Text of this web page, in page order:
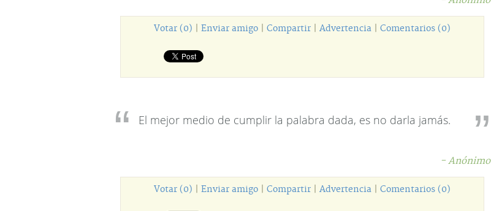
Votar (0) Enviar amigo Compartir Advertencia Comentarios (0)
El mejor medio de cumplir la palabra dada, es no darla jamás.
- Anónimo
Votar (0) Enviar amigo Compartir Advertencia Comentarios (0)